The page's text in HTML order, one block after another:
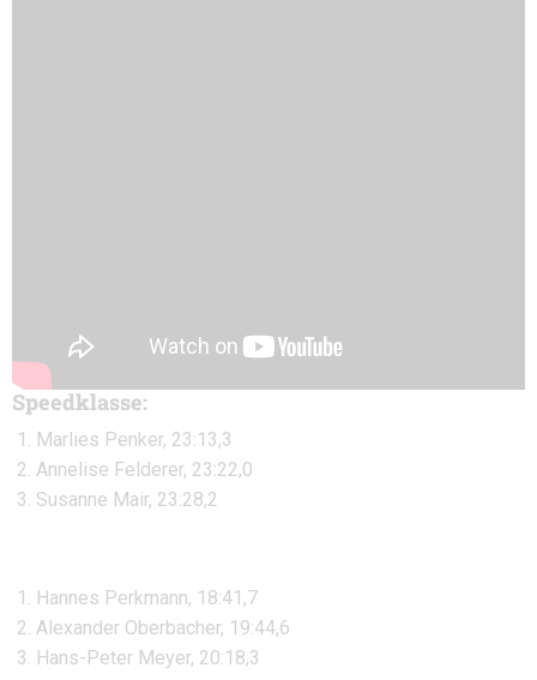
Speedklasse:
Marlies Penker, 23:13,3
Annelise Felderer, 23:22,0
Susanne Mair, 23:28,2
Hannes Perkmann, 18:41,7
Alexander Oberbacher, 19:44,6
Hans-Peter Meyer, 20:18,3